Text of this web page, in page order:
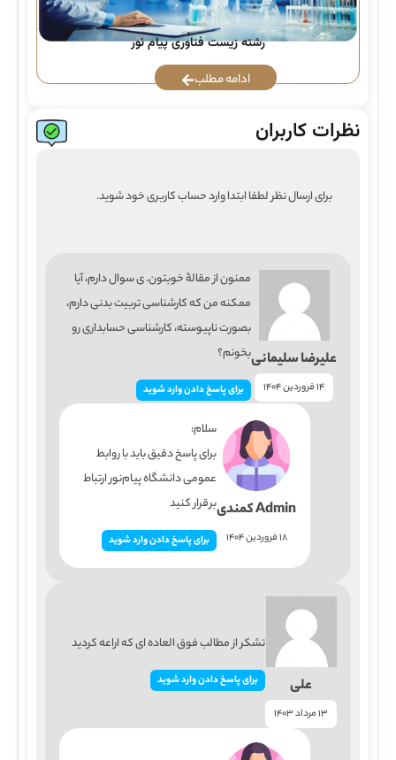
رشته زیست فناوری پیام نور
ادامه مطلب
نظرات کاربران
برای ارسال نظر لطفا ابتدا وارد حساب کاربری خود شوید.
علیرضا سلیمانی
14 فروردین 1404
ممنون از مقالۀ خوبتون. ی سوال دارم، آیا
ممکنه من که کارشناسی تربیت بدنی دارم،
بصورت ناپیوسته، کارشناسی حسابداری رو
بخونم؟
برای پاسخ دادن وارد شوید
Admin کمندی
18 فروردین 1404
سلام:
برای پاسخ دقیق‌ باید با روابط
عمومی دانشگاه پیام‌نور ارتباط
برقرار کنید
برای پاسخ دادن وارد شوید
علی
13 مرداد 1403
تشکر از مطالب فوق العاده ای که اراعه کردید
برای پاسخ دادن وارد شوید